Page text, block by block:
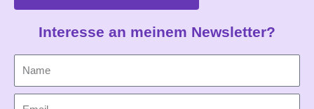
Interesse an meinem Newsletter?